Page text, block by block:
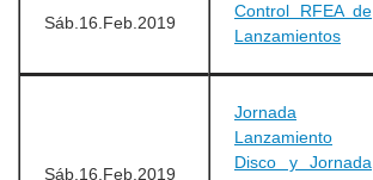
Sáb.16.Feb.2019
Control RFEA de
Lanzamientos
Sáb.16.Feb.2019
Jornada
Lanzamiento
Disco y Jornada